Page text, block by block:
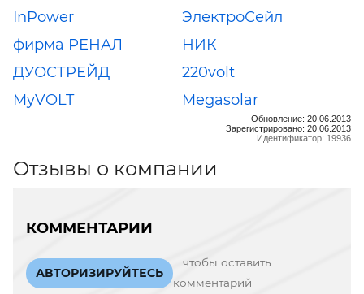
InPower
ЭлектроСейл
фирма РЕНАЛ
НИК
ДУОСТРЕЙД
220volt
MyVOLT
Megasolar
Обновление: 20.06.2013
Зарегистрировано: 20.06.2013
Идентификатор: 19936
Отзывы о компании
КОММЕНТАРИИ
АВТОРИЗИРУЙТЕСЬ
чтобы оставить
комментарий